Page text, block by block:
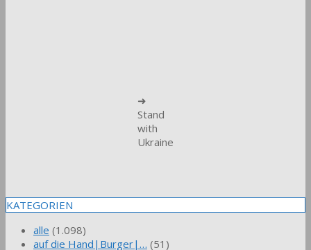
➜
Stand
with
Ukraine
KATEGORIEN
alle (1.098)
auf die Hand|Burger|… (51)